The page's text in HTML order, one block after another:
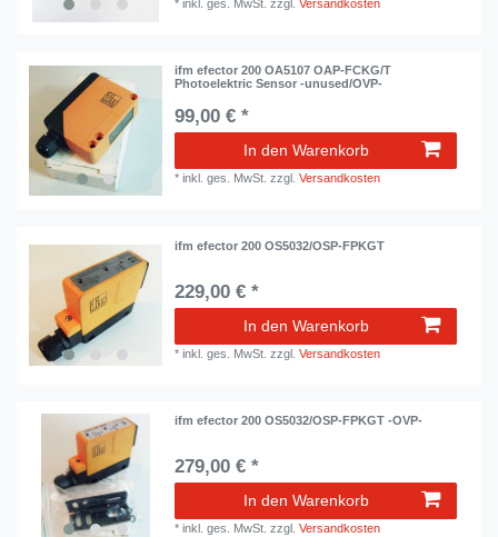
*inkl. ges. MwSt. zzgl.Versandkosten
ifm efector 200 OA5107 OAP-FCKG/T
Photoelektric Sensor -unused/OVP-
99,00 € *
In den Warenkorb
*inkl. ges. MwSt. zzgl.Versandkosten
ifm efector 200 OS5032/OSP-FPKGT
229,00 € *
In den Warenkorb
*inkl. ges. MwSt. zzgl.Versandkosten
ifm efector 200 OS5032/OSP-FPKGT -OVP-
279,00 € *
In den Warenkorb
*inkl. ges. MwSt. zzgl.Versandkosten